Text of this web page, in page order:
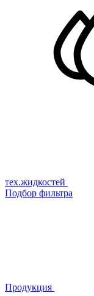
тех.жидкостей
Подбор фильтра
Продукция